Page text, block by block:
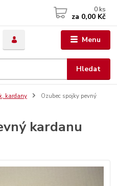
Menu
Hledat
0 ks
za 0,00 Kč
kardany
Ozubec spojky pevný
kardanu